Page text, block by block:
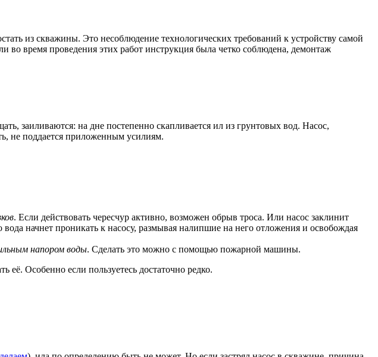
из скважины. Это несоблюдение технологических требований к устройству самой
время проведения этих работ инструкция была четко соблюдена, демонтаж
заиливаются: на дне постепенно скапливается ил из грунтовых вод. Насос,
не поддается приложенным усилиям.
. Если действовать чересчур активно, возможен обрыв троса. Или насос заклинит
начнет проникать к насосу, размывая налипшие на него отложения и освобождая
напором воды. Сделать это можно с помощью пожарной машины.
её. Особенно если пользуетесь достаточно редко.